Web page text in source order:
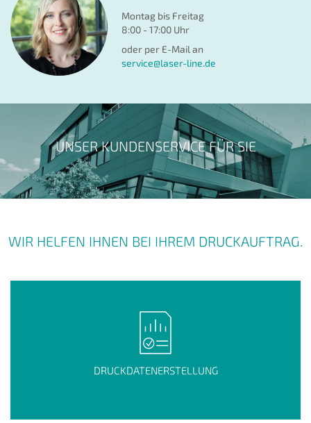
Montag bis Freitag
8:00 - 17:00 Uhr
oder per E-Mail an
service@laser-line.de
UNSER KUNDENSERVICE FÜR SIE
WIR HELFEN IHNEN BEI IHREM DRUCKAUFTRAG.
DRUCKDATENERSTELLUNG